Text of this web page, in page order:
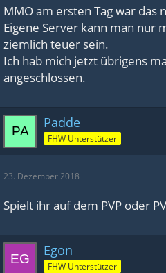
MMO am ersten Tag war das
Eigene Server kann man nur
ziemlich teuer sein.
Ich hab mich jetzt übrigens
angeschlossen.
Padde
FHW Unterstützer
23. Dezember 2018
Spielt ihr auf dem PVP oder
Egon
FHW Unterstützer